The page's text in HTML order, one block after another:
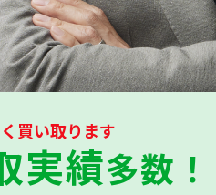
買い取ります
実績多数！